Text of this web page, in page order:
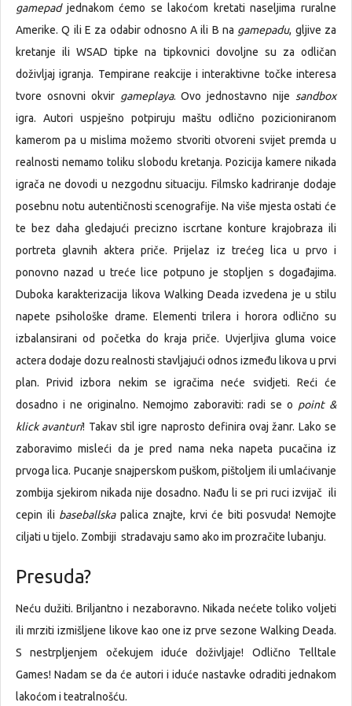
gamepadjednakom ćemo se lakoćom kretati naseljima ruralne
Amerike. Q ili E za odabir odnosno A ili B na gamepadu, gljive za
kretanje ili WSAD tipke na tipkovnici dovoljne su za odličan
doživljaj igranja. Tempirane reakcije i interaktivne točke interesa
tvore osnovni okvir gameplaya. Ovo jednostavno nije sandbox
igra. Autori uspješno potpiruju maštu odlično pozicioniranom
kamerom pa u mislima možemo stvoriti otvoreni svijet premda u
realnosti nemamo toliku slobodu kretanja. Pozicija kamere nikada
igrača ne dovodi u nezgodnu situaciju. Filmsko kadriranje dodaje
posebnu notu autentičnosti scenografije. Na više mjesta ostati će
te bez daha gledajući precizno iscrtane konture krajobraza ili
portreta glavnih aktera priče. Prijelaz iz trećeg lica u prvo i
ponovno nazad u treće lice potpuno je stopljen s događajima.
Duboka karakterizacija likova Walking Deada izvedena je u stilu
napete psihološke drame. Elementi trilera i horora odlično su
izbalansirani od početka do kraja priče. Uvjerljiva gluma voice
actera dodaje dozu realnosti stavljajući odnos između likova u prvi
plan. Privid izbora nekim se igračima neće svidjeti. Reći će
dosadno i ne originalno. Nemojmo zaboraviti: radi se o point &
klick avanturi! Takav stil igre naprosto definira ovaj žanr. Lako se
zaboravimo misleći da je pred nama neka napeta pucačina iz
prvoga lica. Pucanje snajperskom puškom, pištoljem ili umlaćivanje
zombija sjekirom nikada nije dosadno. Nađu li se pri ruci izvijač ili
cepin ili baseballskapalica znajte, krvi će biti posvuda! Nemojte
ciljati u tijelo. Zombiji stradavaju samo ako im prozračite lubanju.
Presuda?
Neću dužiti. Briljantno i nezaboravno. Nikada nećete toliko voljeti
ili mrziti izmišljene likove kao one iz prve sezone Walking Deada.
S nestrpljenjem očekujem iduće doživljaje! Odlično Telltale
Games! Nadam se da će autori i iduće nastavke odraditi jednakom
lakoćom i teatralnošću.